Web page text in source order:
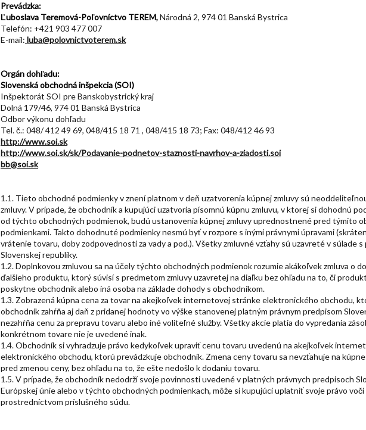
Prevádzka:
Ľuboslava Teremová-Poľovníctvo TEREM,Národná 2, 974 01 Banská Bystrica
Telefón: +421 903 477 007
E-mail: luba@polovnictvoterem.sk
Orgán dohľadu:
Slovenská obchodná inšpekcia (SOI)
Inšpektorát SOI pre Banskobystrický kraj
Dolná 179/46, 974 01 Banská Bystrica
Odbor výkonu dohľadu
Tel. č.: 048/ 412 49 69, 048/415 18 71 , 048/415 18 73; Fax: 048/412 46 93
http://www.soi.sk
http://www.soi.sk/sk/Podavanie-podnetov-staznosti-navrhov-a-ziadosti.soi
bb@soi.sk
1.1. Tieto obchodné podmienky v znení platnom v deň uzatvorenia kúpnej zmluvy sú
zmluvy. V prípade, že obchodník a kupujúci uzatvoria písomnú kúpnu zmluvu, v ktorej si dohodnú
od týchto obchodných podmienok, budú ustanovenia kúpnej zmluvy uprednostnené pred týmito
podmienkami. Takto dohodnuté podmienky nesmú byť v rozpore s inými právnymi úpravami
vrátenie tovaru, doby zodpovednosti za vady a pod.). Všetky zmluvné vzťahy sú uzavreté v súlade s
Slovenskej republiky.
1.2. Doplnkovou zmluvou sa na účely týchto obchodných podmienok rozumie akákoľvek zmluva o
ďalšieho produktu, ktorý súvisí s predmetom zmluvy uzavretej na diaľku bez ohľadu na to, či
poskytne obchodník alebo iná osoba na základe dohody s obchodníkom.
1.3. Zobrazená kúpna cena za tovar na akejkoľvek internetovej stránke elektronického obchodu,
obchodník zahŕňa aj daň z pridanej hodnoty vo výške stanovenej platným právnym predpisom
nezahŕňa cenu za prepravu tovaru alebo iné voliteľné služby. Všetky akcie platia do vypredania
konkrétnom tovare nie je uvedené inak.
1.4. Obchodník si vyhradzuje právo kedykoľvek upraviť cenu tovaru uvedenú na akejkoľvek
elektronického obchodu, ktorú prevádzkuje obchodník. Zmena ceny tovaru sa nevzťahuje na
pred zmenou ceny, bez ohľadu na to, že ešte nedošlo k dodaniu tovaru.
1.5. V prípade, že obchodník nedodrží svoje povinnosti uvedené v platných právnych predpisoch
Európskej únie alebo v týchto obchodných podmienkach, môže si kupujúci uplatniť svoje právo
prostredníctvom príslušného súdu.